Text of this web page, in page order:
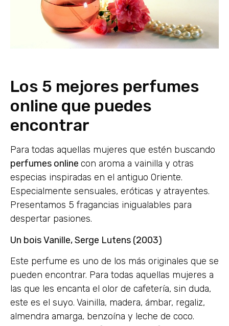
Los 5 mejores perfumes
online que puedes
encontrar
Para todas aquellas mujeres que estén buscando
perfumes online con aroma a vainilla y otras
especias inspiradas en el antiguo Oriente.
Especialmente sensuales, eróticas y atrayentes.
Presentamos 5 fragancias inigualables para
despertar pasiones.
Un bois Vanille, Serge Lutens (2003)
Este perfume es uno de los más originales que se
pueden encontrar. Para todas aquellas mujeres a
las que les encanta el olor de cafetería, sin duda,
este es el suyo. Vainilla, madera, ámbar, regaliz,
almendra amarga, benzoína y leche de coco.